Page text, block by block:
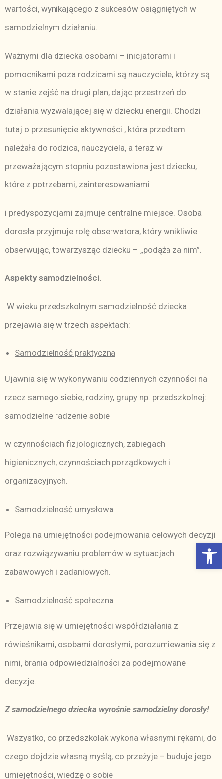
Otwórz Pasek narzędzi
wartości, wynikającego z sukcesów osiągniętych w
samodzielnym działaniu.
Ważnymi dla dziecka osobami – inicjatorami i
pomocnikami poza rodzicami są nauczyciele, którzy są
w stanie zejść na drugi plan, dając przestrzeń do
działania wyzwalającej się w dziecku energii. Chodzi
tutaj o przesunięcie aktywności , która przedtem
należała do rodzica, nauczyciela, a teraz w
przeważającym stopniu pozostawiona jest dziecku,
które z potrzebami, zainteresowaniami
i predyspozycjami zajmuje centralne miejsce. Osoba
dorosła przyjmuje rolę obserwatora, który wnikliwie
obserwując, towarzysząc dziecku – „podąża za nim”.
Aspekty samodzielności.
W wieku przedszkolnym samodzielność dziecka
przejawia się w trzech aspektach:
Samodzielność praktyczna
Ujawnia się w wykonywaniu codziennych czynności na
rzecz samego siebie, rodziny, grupy np. przedszkolnej:
samodzielne radzenie sobie
w czynnościach fizjologicznych, zabiegach
higienicznych, czynnościach porządkowych i
organizacyjnych.
Samodzielność umysłowa
Polega na umiejętności podejmowania celowych decyzji
oraz rozwiązywaniu problemów w sytuacjach
zabawowych i zadaniowych.
Samodzielność społeczna
Przejawia się w umiejętności współdziałania z
rówieśnikami, osobami dorosłymi, porozumiewania się z
nimi, brania odpowiedzialności za podejmowane
decyzje.
Z samodzielnego dziecka wyrośnie samodzielny dorosły!
Wszystko, co przedszkolak wykona własnymi rękami, do
czego dojdzie własną myślą, co przeżyje – buduje jego
umiejętności, wiedzę o sobie